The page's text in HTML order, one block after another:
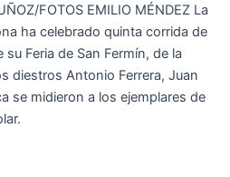
FOTOS EMILIO MÉNDEZ La
ha celebrado quinta corrida de
Feria de San Fermín, de la
diestros Antonio Ferrera, Juan
se midieron a los ejemplares de